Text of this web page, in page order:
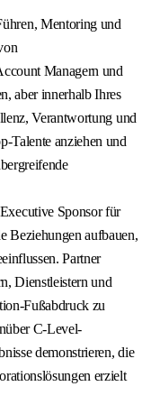
Mentoring und
Managern und
aber innerhalb Ihres
Verantwortung und
Talente anziehen und
Sponsor für
Beziehungen aufbauen,
Partner
Dienstleistern und
Fußabdruck zu
C-Level-
demonstrieren, die
erzielt